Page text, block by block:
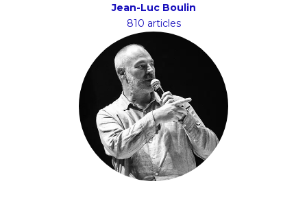
Jean-Luc Boulin
810 articles